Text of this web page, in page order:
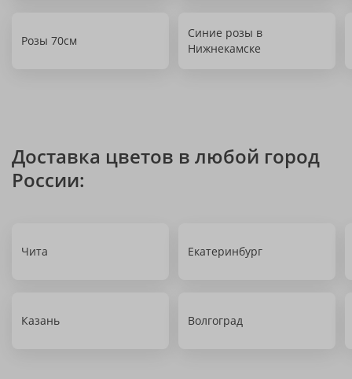
Розы 70см
Синие розы в
Нижнекамске
Доставка цветов в любой город
России:
Чита Екатеринбург
Казань Волгоград